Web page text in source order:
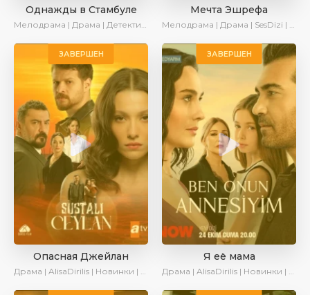
Однажды в Стамбуле
Мелодрама | Драма | Детектив | AlisaDirilis | Новинки | Сериалы 2025
Мечта Эшрефа
Мелодрама | Драма | SesDizi | Новинки | Сериалы 2025
ЗАВЕРШЕН
Опасная Джейлан
Драма | AlisaDirilis | Новинки | Сериалы 2025
ЗАВЕРШЕН
Я её мама
Драма | AlisaDirilis | Новинки | Сериалы 2025